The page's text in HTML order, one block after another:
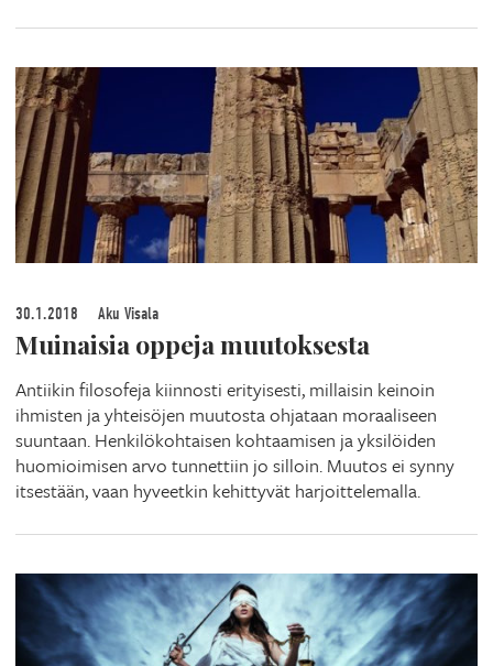
30.1.2018 Aku Visala
Muinaisia oppeja muutoksesta
Antiikin filosofeja kiinnosti erityisesti, millaisin keinoin
ihmisten ja yhteisöjen muutosta ohjataan moraaliseen
suuntaan. Henkilökohtaisen kohtaamisen ja yksilöiden
huomioimisen arvo tunnettiin jo silloin. Muutos ei synny
itsestään, vaan hyveetkin kehittyvät harjoittelemalla.